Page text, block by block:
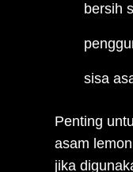
bersih
sisa
Penting
asam
jika